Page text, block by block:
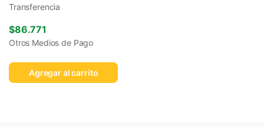
Transferencia
$86.771
Otros Medios de Pago
Agregar al carrito